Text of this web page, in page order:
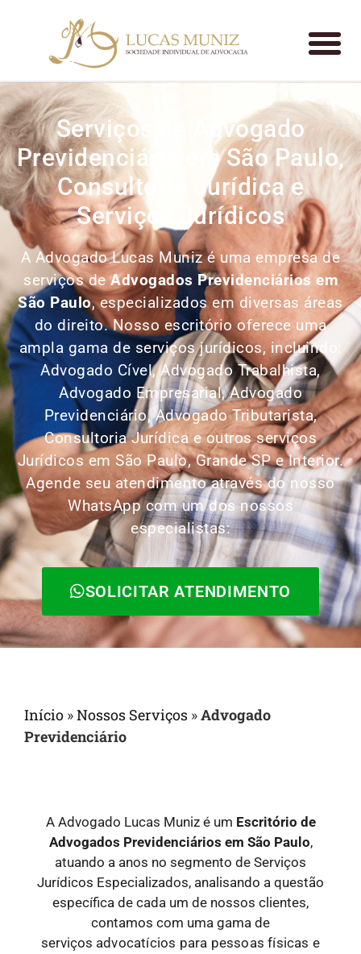
Serviços de Advogado
Previdenciário em São Paulo,
Consultoria Jurídica e
Serviços Jurídicos
A Advogado Lucas Muniz é uma empresa de
serviços deAdvogados Previdenciários em
São Paulo, especializados em diversas áreas
do direito. Nosso escritório oferece uma
ampla gama de serviços jurídicos, incluindo:
Advogado Cível, Advogado Trabalhista,
Advogado Empresarial, Advogado
Previdenciário, Advogado Tributarista,
Consultoria Jurídica e outros serviços
Jurídicos em São Paulo, Grande SP e Interior.
Agende seu atendimento através do nosso
WhatsApp com um dos nossos
especialistas:
SOLICITAR ATENDIMENTO
Início »Nossos Serviços »Advogado
Previdenciário
A Advogado Lucas Muniz é um Escritório de
Advogados Previdenciários em São Paulo,
atuando a anos no segmento de Serviços
Jurídicos Especializados, analisando a questão
específica de cada um de nossos clientes,
contamos com uma gama de
serviços advocatícios para pessoas físicas e